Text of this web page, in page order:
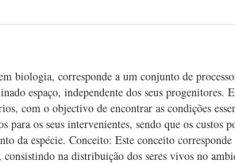
biologia, corresponde a um conjunto de
espaço, independente dos seus progenitores.
com o objectivo de encontrar as condições
para os seus intervenientes, sendo que os custos
da espécie. Conceito: Este conceito
consistindo na distribuição dos seres vivos no